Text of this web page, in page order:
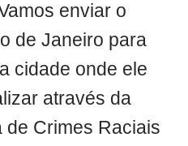
enviar o
de Janeiro para
cidade onde ele
através da
de Crimes Raciais